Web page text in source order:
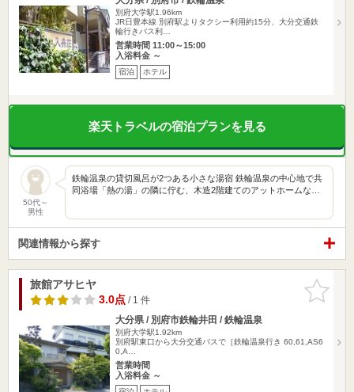
別府大学駅1.96km
JR日豊本線 別府駅よりタクシー利用約15分、大分交通鉄
輪行きバス利…
営業時間 11:00～15:00
入浴料金 ～
宿泊 ホテル
楽天トラベルの宿泊プランを見る
50代～
男性
鉄輪温泉の貸切風呂が2つある小さな湯宿 鉄輪温泉の中心地で共
同浴場「熱の湯」の隣に佇む、木造2階建てのアットホームな…
関連情報から探す
お気に入
りに追加
旅館アサヒヤ
3.0点/ 1 件
大分県 / 別府市鉄輪井田 / 鉄輪温泉
別府大学駅1.92km
別府駅東口から大分交通バスで［鉄輪温泉行き 60,61,AS6
0,A…
営業時間
入浴料金 ～